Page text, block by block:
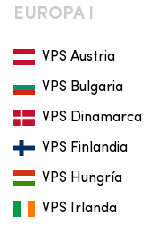
EUROPA I
VPS Austria
VPS Bulgaria
VPS Dinamarca
VPS Finlandia
VPS Hungría
VPS Irlanda